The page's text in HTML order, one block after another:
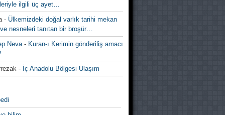
ilgili üç ayet…
- Ülkemizdeki doğal varlık tarihi mekan
nesneleri tanıtan bir broşür…
Neva- Kuran-ı Kerimin gönderiliş amacı
- İç Anadolu Bölgesi Ulaşım